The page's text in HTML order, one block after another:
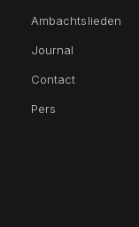
Ambachtslieden
Journal
Contact
Pers